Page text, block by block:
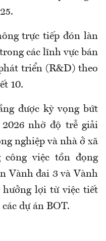
trực tiếp đón làn
các lĩnh vực bán
triển (R&D) theo
10.
được kỳ vọng bứt
nhờ độ trễ giải
nghiệp và nhà ở xã
việc tồn đọng
Vành đai 3 và Vành
lợi từ việc tiết
dự án BOT.